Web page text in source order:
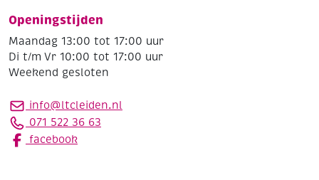
Openingstijden
Maandag 13:00 tot 17:00 uur
Di t/m Vr 10:00 tot 17:00 uur
Weekend gesloten
info@ltcleiden.nl
071 522 36 63
facebook